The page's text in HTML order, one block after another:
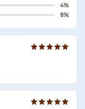
4%
8%